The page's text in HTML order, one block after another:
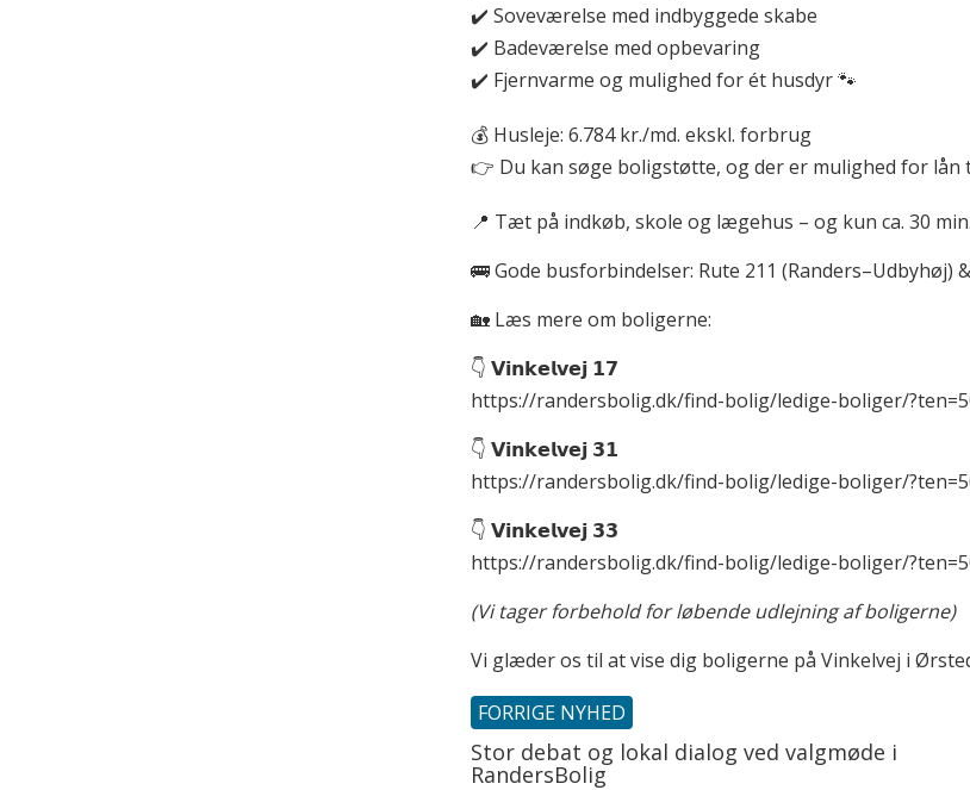
✔️ Soveværelse med indbyggede skabe
✔️ Badeværelse med opbevaring
✔️ Fjernvarme og mulighed for ét husdyr 🐾
💰 Husleje: 6.784 kr./md. ekskl. forbrug
👉 Du kan søge boligstøtte, og der er mulighed for lån
📍 Tæt på indkøb, skole og lægehus – og kun ca. 30
🚌 Gode busforbindelser: Rute 211 (Randers–Udbyhøj)
🏡 Læs mere om boligerne:
👇 𝗩𝗶𝗻𝗸𝗲𝗹𝘃𝗲𝗷 𝟭𝟳
https://randersbolig.dk/find-bolig/ledige-boliger/
👇 𝗩𝗶𝗻𝗸𝗲𝗹𝘃𝗲𝗷 𝟯𝟭
https://randersbolig.dk/find-bolig/ledige-boliger/
👇 𝗩𝗶𝗻𝗸𝗲𝗹𝘃𝗲𝗷 𝟯𝟯
https://randersbolig.dk/find-bolig/ledige-boliger/
(Vi tager forbehold for løbende udlejning af boligerne)
Vi glæder os til at vise dig boligerne på Vinkelvej i
FORRIGE NYHED
Stor debat og lokal dialog ved valgmøde i
RandersBolig